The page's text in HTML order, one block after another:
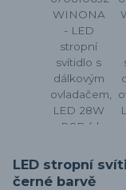
LED stropní
černé barvě